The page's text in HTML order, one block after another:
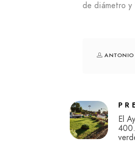
de diámetro y
ANTONIO
El